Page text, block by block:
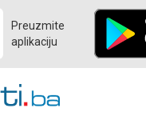
Preuzmite
aplikaciju